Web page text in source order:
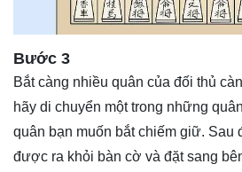
Bước 3
Bắt càng nhiều quân của đối thủ
hãy di chuyển một trong những
quân bạn muốn bắt chiếm giữ. Sau
được ra khỏi bàn cờ và đặt sang